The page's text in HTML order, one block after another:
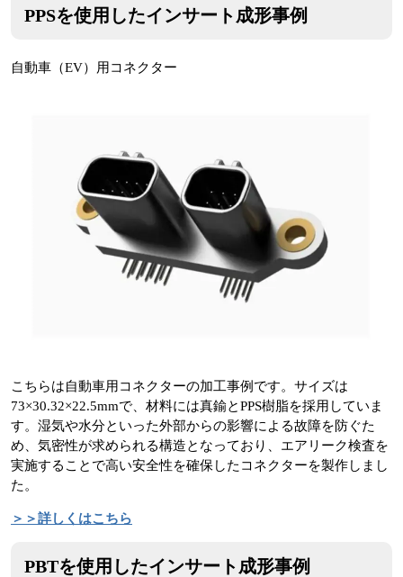
PPSを使用したインサート成形事例
自動車（EV）用コネクター
こちらは自動車用コネクターの加工事例です。サイズは
73×30.32×22.5mmで、材料には真鍮とPPS樹脂を採用していま
す。湿気や水分といった外部からの影響による故障を防ぐた
め、気密性が求められる構造となっており、エアリーク検査を
実施することで高い安全性を確保したコネクターを製作しまし
た。
＞＞詳しくはこちら
PBTを使用したインサート成形事例